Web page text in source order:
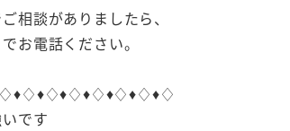
相談がありましたら、
お電話ください。
です